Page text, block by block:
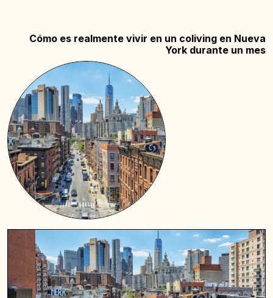
Cómo es realmente vivir en un coliving en Nueva
York durante un mes